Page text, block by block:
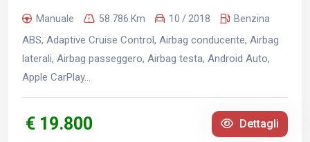
Manuale 58.786 Km 10 / 2018 Benzina
ABS, Adaptive Cruise Control, Airbag conducente, Airbag
laterali, Airbag passeggero, Airbag testa, Android Auto,
Apple CarPlay...
€ 19.800 Dettagli